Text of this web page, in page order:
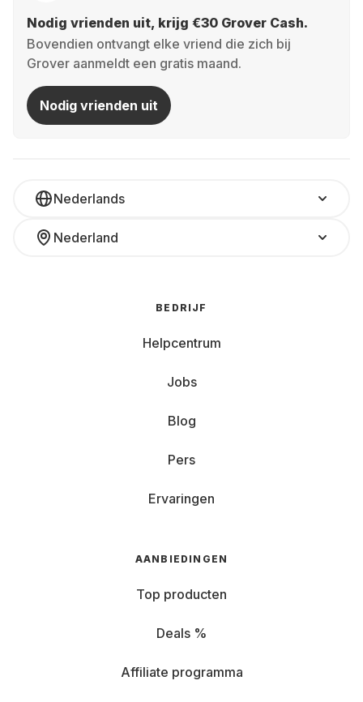
Nodig vrienden uit, krijg €30 Grover Cash.
Bovendien ontvangt elke vriend die zich bij
Grover aanmeldt een gratis maand.
Nodig vrienden uit
Nederlands
Nederland
BEDRIJF
Helpcentrum
Jobs
Blog
Pers
Ervaringen
AANBIEDINGEN
Top producten
Deals %
Affiliate programma